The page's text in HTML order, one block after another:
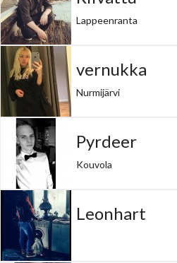
Lappeenranta
vernukka
Nurmijärvi
Pyrdeer
Kouvola
Leonhart